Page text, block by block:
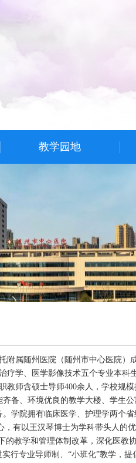
教学园地
附属随州医院（随州市中心医院）
疗学、医学影像技术五个专业本科
教师含硕士导师400余人，学校规模
齐备、环境优良的教学大楼、学生
学院拥有临床医学、护理学两个
有以王汉琴博士为学科带头人的
的教学和管理体制改革，深化医
行专业导师制、“小班化”教学，